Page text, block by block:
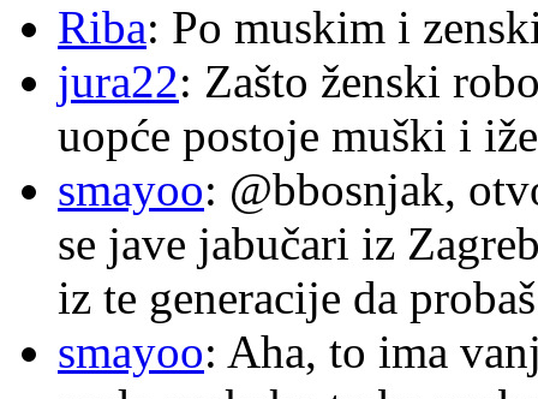
Riba: Po muskim i
jura22: Zašto ženski
uopće postoje muški i
smayoo: @bbosnjak,
se jave jabučari iz
iz te generacije da
smayoo: Aha, to ima